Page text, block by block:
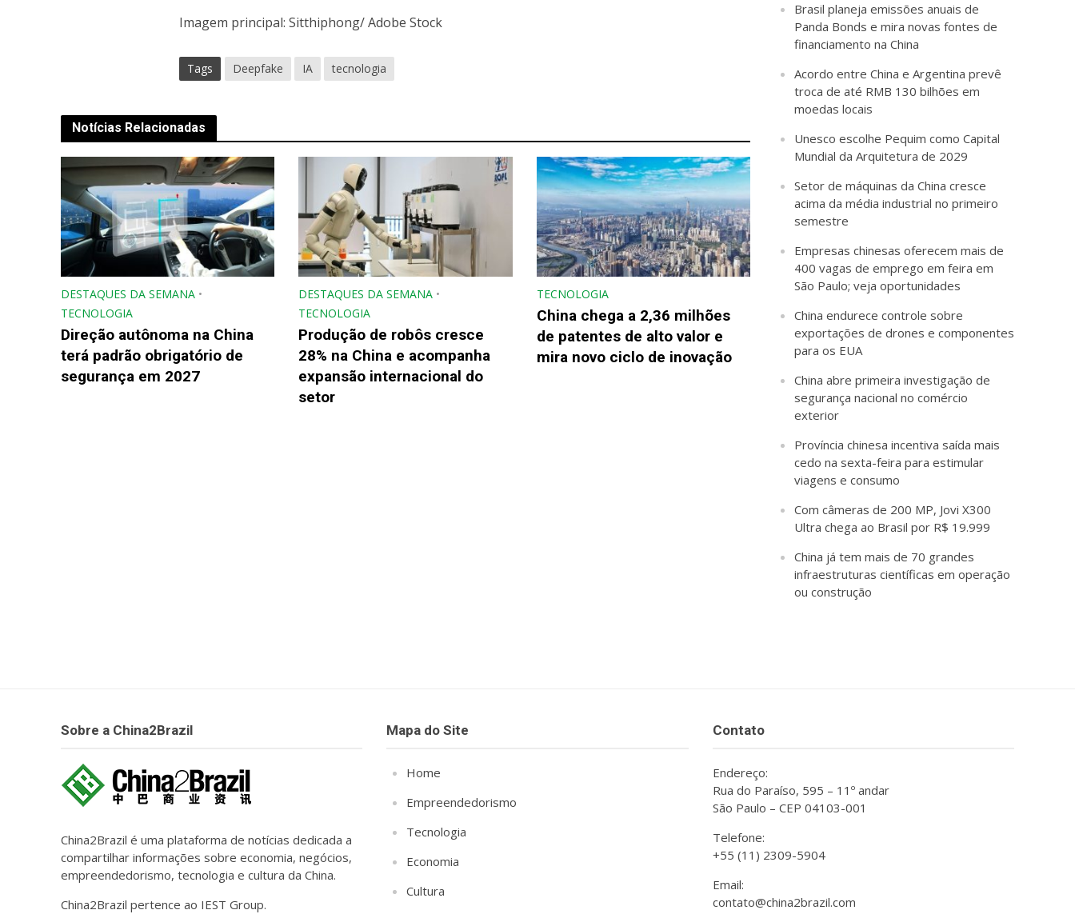
Imagem principal: Sitthiphong/ Adobe Stock
Tags Deepfake IA tecnologia
Notícias Relacionadas
DESTAQUES DA SEMANA •
TECNOLOGIA
Direção autônoma na China
terá padrão obrigatório de
segurança em 2027
DESTAQUES DA SEMANA •
TECNOLOGIA
Produção de robôs cresce
28% na China e acompanha
expansão internacional do
setor
TECNOLOGIA
China chega a 2,36 milhões
de patentes de alto valor e
mira novo ciclo de inovação
Brasil planeja emissões anuais de
Panda Bonds e mira novas fontes de
financiamento na China
Acordo entre China e Argentina prevê
troca de até RMB 130 bilhões em
moedas locais
Unesco escolhe Pequim como Capital
Mundial da Arquitetura de 2029
Setor de máquinas da China cresce
acima da média industrial no primeiro
semestre
Empresas chinesas oferecem mais de
400 vagas de emprego em feira em
São Paulo; veja oportunidades
China endurece controle sobre
exportações de drones e componentes
para os EUA
China abre primeira investigação de
segurança nacional no comércio
exterior
Província chinesa incentiva saída mais
cedo na sexta-feira para estimular
viagens e consumo
Com câmeras de 200 MP, Jovi X300
Ultra chega ao Brasil por R$ 19.999
China já tem mais de 70 grandes
infraestruturas científicas em operação
ou construção
Sobre a China2Brazil
China2Brazil é uma plataforma de notícias dedicada a
compartilhar informações sobre economia, negócios,
empreendedorismo, tecnologia e cultura da China.
China2Brazil pertence ao IEST Group.
Mapa do Site
Home
Empreendedorismo
Tecnologia
Economia
Cultura
Contato
Endereço:
Rua do Paraíso, 595 – 11º andar
São Paulo – CEP 04103-001
Telefone:
+55 (11) 2309-5904
Email:
contato@china2brazil.com